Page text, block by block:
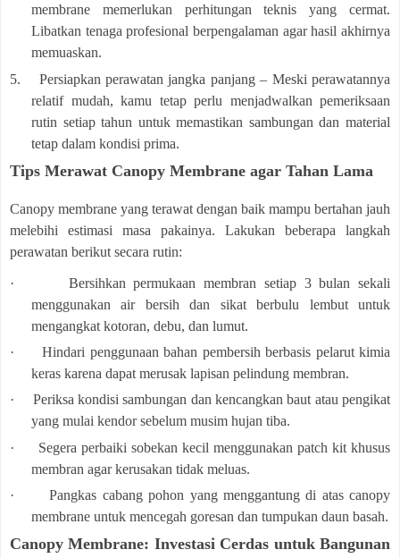
membrane memerlukan perhitungan teknis yang cermat.
Libatkan tenaga profesional berpengalaman agar hasil akhirnya
memuaskan.
5.
Persiapkan perawatan jangka panjang – Meski perawatannya
relatif mudah, kamu tetap perlu menjadwalkan pemeriksaan
rutin setiap tahun untuk memastikan sambungan dan material
tetap dalam kondisi prima.
Tips Merawat Canopy Membrane agar Tahan Lama
Canopy membrane yang terawat dengan baik mampu bertahan jauh
melebihi estimasi masa pakainya. Lakukan beberapa langkah
perawatan berikut secara rutin:
·
Bersihkan permukaan membran setiap 3 bulan sekali
menggunakan air bersih dan sikat berbulu lembut untuk
mengangkat kotoran, debu, dan lumut.
·
Hindari penggunaan bahan pembersih berbasis pelarut kimia
keras karena dapat merusak lapisan pelindung membran.
·
Periksa kondisi sambungan dan kencangkan baut atau pengikat
yang mulai kendor sebelum musim hujan tiba.
·
Segera perbaiki sobekan kecil menggunakan patch kit khusus
membran agar kerusakan tidak meluas.
·
Pangkas cabang pohon yang menggantung di atas canopy
membrane untuk mencegah goresan dan tumpukan daun basah.
Canopy Membrane: Investasi Cerdas untuk Bangunan